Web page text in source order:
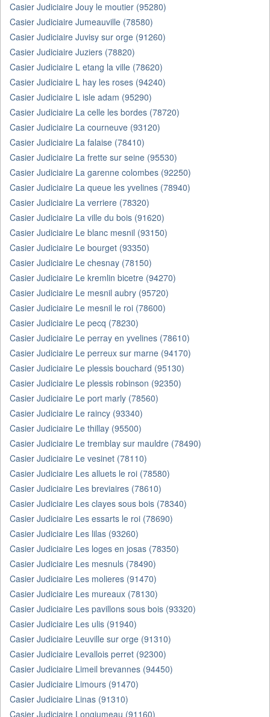
Casier Judiciaire Jouy le moutier (95280)
Casier Judiciaire Jumeauville (78580)
Casier Judiciaire Juvisy sur orge (91260)
Casier Judiciaire Juziers (78820)
Casier Judiciaire L etang la ville (78620)
Casier Judiciaire L hay les roses (94240)
Casier Judiciaire L isle adam (95290)
Casier Judiciaire La celle les bordes (78720)
Casier Judiciaire La courneuve (93120)
Casier Judiciaire La falaise (78410)
Casier Judiciaire La frette sur seine (95530)
Casier Judiciaire La garenne colombes (92250)
Casier Judiciaire La queue les yvelines (78940)
Casier Judiciaire La verriere (78320)
Casier Judiciaire La ville du bois (91620)
Casier Judiciaire Le blanc mesnil (93150)
Casier Judiciaire Le bourget (93350)
Casier Judiciaire Le chesnay (78150)
Casier Judiciaire Le kremlin bicetre (94270)
Casier Judiciaire Le mesnil aubry (95720)
Casier Judiciaire Le mesnil le roi (78600)
Casier Judiciaire Le pecq (78230)
Casier Judiciaire Le perray en yvelines (78610)
Casier Judiciaire Le perreux sur marne (94170)
Casier Judiciaire Le plessis bouchard (95130)
Casier Judiciaire Le plessis robinson (92350)
Casier Judiciaire Le port marly (78560)
Casier Judiciaire Le raincy (93340)
Casier Judiciaire Le thillay (95500)
Casier Judiciaire Le tremblay sur mauldre (78490)
Casier Judiciaire Le vesinet (78110)
Casier Judiciaire Les alluets le roi (78580)
Casier Judiciaire Les breviaires (78610)
Casier Judiciaire Les clayes sous bois (78340)
Casier Judiciaire Les essarts le roi (78690)
Casier Judiciaire Les lilas (93260)
Casier Judiciaire Les loges en josas (78350)
Casier Judiciaire Les mesnuls (78490)
Casier Judiciaire Les molieres (91470)
Casier Judiciaire Les mureaux (78130)
Casier Judiciaire Les pavillons sous bois (93320)
Casier Judiciaire Les ulis (91940)
Casier Judiciaire Leuville sur orge (91310)
Casier Judiciaire Levallois perret (92300)
Casier Judiciaire Limeil brevannes (94450)
Casier Judiciaire Limours (91470)
Casier Judiciaire Linas (91310)
Casier Judiciaire Longjumeau (91160)